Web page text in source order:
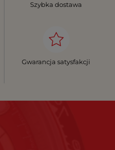
Szybka dostawa
Gwarancja satysfakcji